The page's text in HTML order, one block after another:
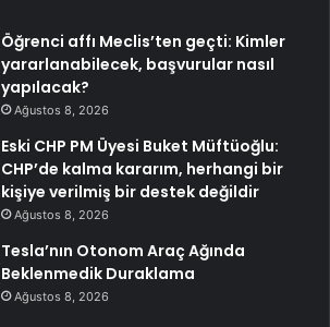
Öğrenci affı Meclis’ten geçti: Kimler
yararlanabilecek, başvurular nasıl
yapılacak?
Ağustos 8, 2026
Eski CHP PM Üyesi Buket Müftüoğlu:
CHP’de kalma kararım, herhangi bir
kişiye verilmiş bir destek değildir
Ağustos 8, 2026
Tesla’nın Otonom Araç Ağında
Beklenmedik Duraklama
Ağustos 8, 2026